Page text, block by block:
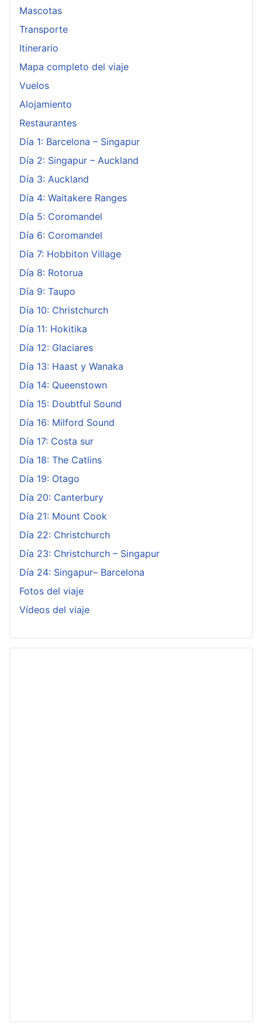
Mascotas
Transporte
Itinerario
Mapa completo del viaje
Vuelos
Alojamiento
Restaurantes
Día 1: Barcelona – Singapur
Día 2: Singapur – Auckland
Día 3: Auckland
Día 4: Waitakere Ranges
Día 5: Coromandel
Día 6: Coromandel
Día 7: Hobbiton Village
Día 8: Rotorua
Día 9: Taupo
Día 10: Christchurch
Día 11: Hokitika
Día 12: Glaciares
Día 13: Haast y Wanaka
Día 14: Queenstown
Día 15: Doubtful Sound
Día 16: Milford Sound
Día 17: Costa sur
Día 18: The Catlins
Día 19: Otago
Día 20: Canterbury
Día 21: Mount Cook
Día 22: Christchurch
Día 23: Christchurch – Singapur
Día 24: Singapur– Barcelona
Fotos del viaje
Vídeos del viaje